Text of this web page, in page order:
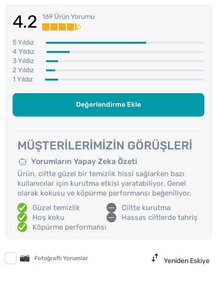
4.2 169 Ürün Yorumu
5 Yıldız
4 Yıldız
3 Yıldız
2 Yıldız
1 Yıldız
Değerlendirme Ekle
MÜŞTERILERIMIZIN GÖRÜŞLERI
Yorumların Yapay Zeka Özeti
Ürün, ciltte güzel bir temizlik hissi sağlarken bazı
kullanıcılar için kurutma etkisi yaratabiliyor. Genel
olarak kokusu ve köpürme performansı beğeniliyor.
Güzel temizlik
Hoş koku
Köpürme performansı
Ciltte kurutma
Hassas ciltlerde tahriş
Fotoğraflı Yorumlar Yeniden Eskiye